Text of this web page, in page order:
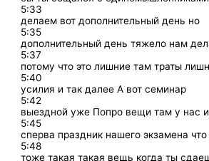
5:33
делаем вот дополнительный день но
5:35
дополнительный день тяжело нам
5:37
потому что это лишние там траты
5:40
усилия и так далее А вот семинар
5:42
выездной уже Попро вещи там у нас
5:45
сперва праздник нашего экзамена что
5:48
тоже такая такая вещь когда ты